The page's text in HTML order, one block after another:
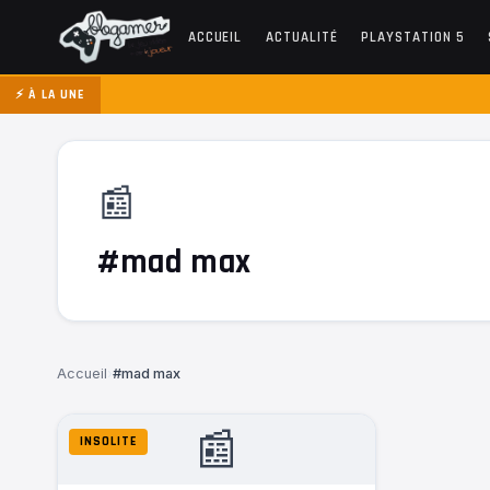
ACCUEIL ACTUALITÉ PLAYSTATION 5
⚡ À LA UNE
📰
#mad max
Accueil #mad max
📰
INSOLITE